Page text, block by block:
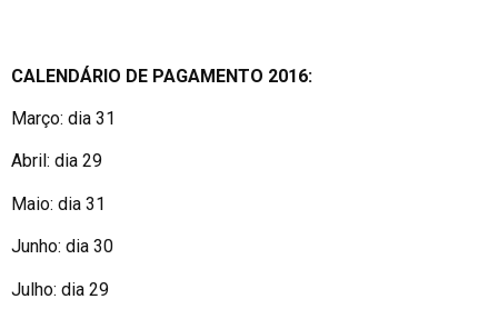
CALENDÁRIO DE PAGAMENTO 2016:
Março: dia 31
Abril: dia 29
Maio: dia 31
Junho: dia 30
Julho: dia 29